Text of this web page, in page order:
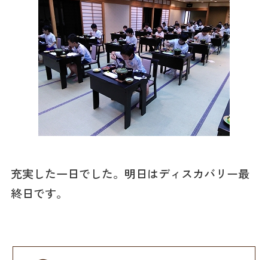
充実した一日でした。明日はディスカバリー最
終日です。